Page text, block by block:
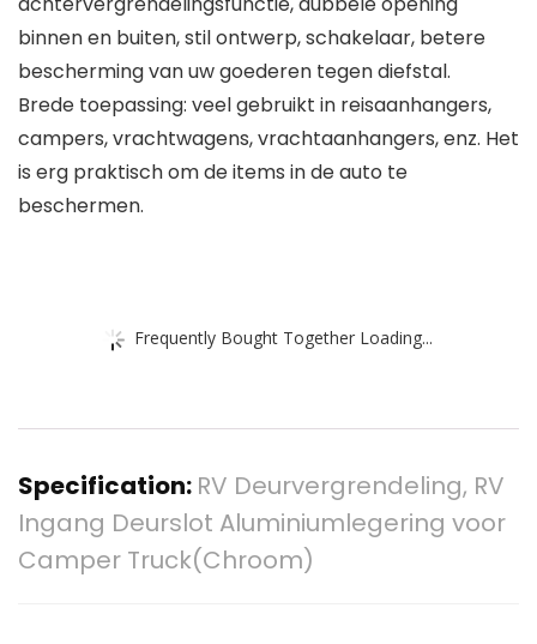
binnen en buiten, stil ontwerp, schakelaar, betere
bescherming van uw goederen tegen diefstal.
Brede toepassing: veel gebruikt in reisaanhangers,
campers, vrachtwagens, vrachtaanhangers, enz. Het
is erg praktisch om de items in de auto te
beschermen.
Frequently Bought Together Loading...
Specification: RV Deurvergrendeling, RV
Ingang Deurslot Aluminiumlegering voor
Camper Truck(Chroom)